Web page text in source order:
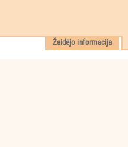
Žaidėjo informacija